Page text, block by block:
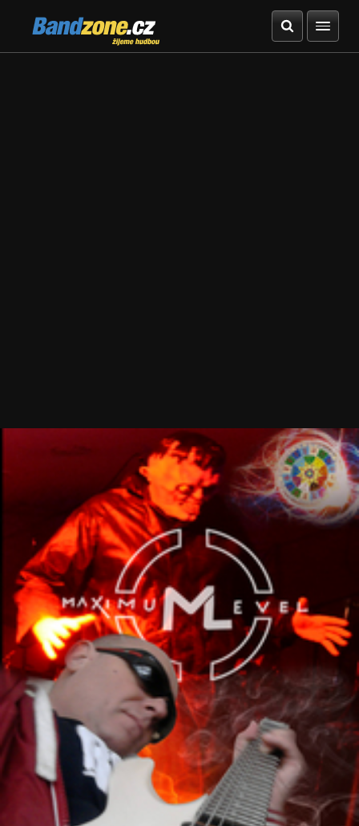
Bandzone.cz
žijeme hudbou